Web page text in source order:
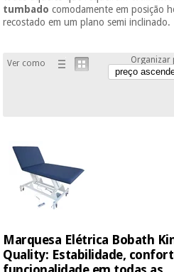
Novidades
Fisaude
Tech
Academy
Fisaude
chinesa
Gabinetes
terapêuticos
Material de
proteção
para
coronavirus
Kinefis
Novidades
Outlet
Fisaude
sanitário
Mobiliário
clínico
Gabinetes
terapêuticos
tumbado comodamente em posição
recostado em um plano semi inclinado.
Ver como
Organizar
Marquesa Elétrica Bobath
Quality: Estabilidade,